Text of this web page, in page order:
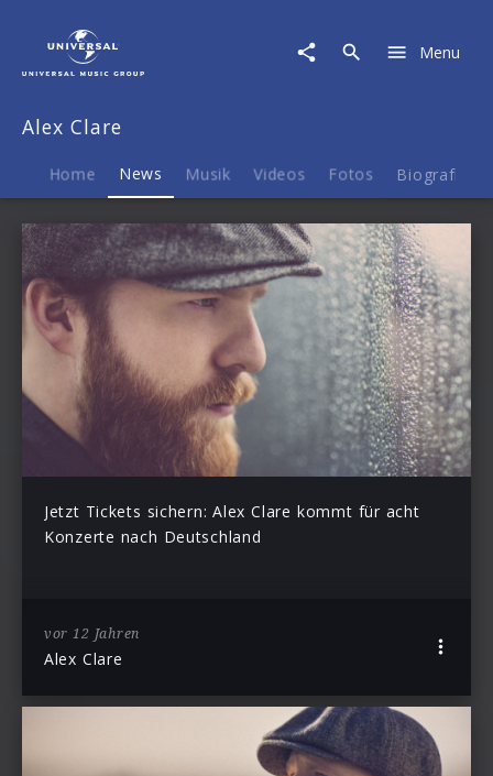
News
Menu
Alex Clare
Home News Musik Videos Fotos Biografie
Jetzt Tickets sichern: Alex Clare kommt für acht
Konzerte nach Deutschland
vor 12 Jahren
Alex Clare